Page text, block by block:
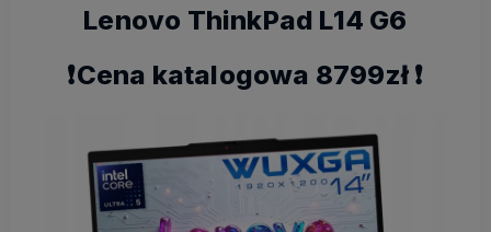
Lenovo ThinkPad L14 G6
❗️Cena katalogowa 8799zł ❗️